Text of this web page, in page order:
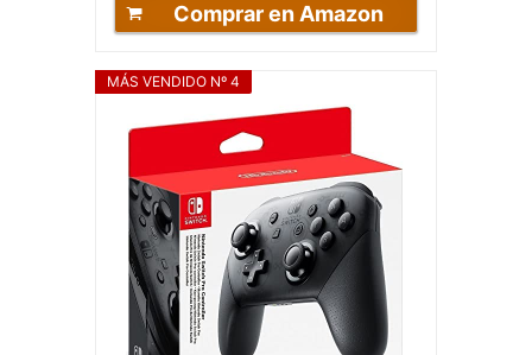
Comprar en Amazon
MÁS VENDIDO Nº 4